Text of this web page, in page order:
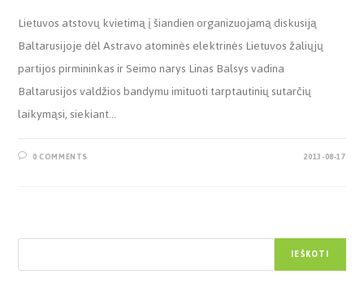
Lietuvos atstovų kvietimą į šiandien organizuojamą diskusiją
Baltarusijoje dėl Astravo atominės elektrinės Lietuvos žaliųjų
partijos pirmininkas ir Seimo narys Linas Balsys vadina
Baltarusijos valdžios bandymu imituoti tarptautinių sutarčių
laikymąsi, siekiant…
0 COMMENTS 2013-08-17
IEŠKOTI